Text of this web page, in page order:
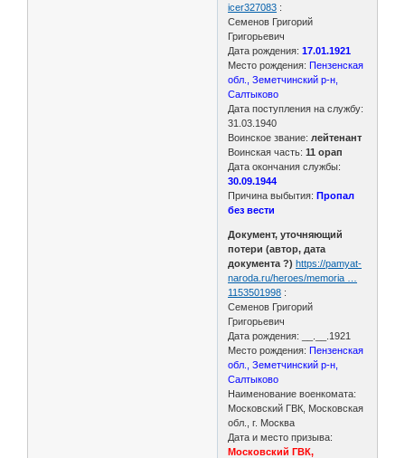
icer327083 :
Семенов Григорий
Григорьевич
Дата рождения: 17.01.1921
Место рождения:Пензенская
обл., Земетчинский р-н,
Салтыково
Дата поступления на службу:
31.03.1940
Воинское звание: лейтенант
Воинская часть:11 орап
Дата окончания службы:
30.09.1944
Причина выбытия: Пропал
без вести
Документ, уточняющий
потери (автор, дата
документа ?) https://pamyat-
naroda.ru/heroes/memoria …
1153501998 :
Семенов Григорий
Григорьевич
Дата рождения: __.__.1921
Место рождения:Пензенская
обл., Земетчинский р-н,
Салтыково
Наименование военкомата:
Московский ГВК, Московская
обл., г. Москва
Дата и место призыва:
Московский ГВК,